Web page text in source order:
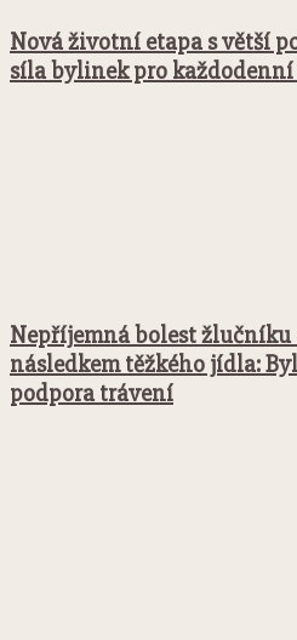
Nová životní etapa s větší
síla bylinek pro
Nepříjemná bolest
následkem těžkého jídla:
podpora trávení